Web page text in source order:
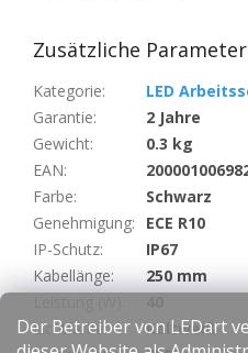
Der Betreiber von LEDart
Zusätzliche Parameter
Kategorie:
LED
Garantie:
2 Jahre
Gewicht:
0.3 kg
EAN:
Farbe:
Schwarz
Genehmigung:
ECE R10
IP-Schutz:
IP67
Kabellänge:
250 mm
Lichtfarbe:
Kaltweiß